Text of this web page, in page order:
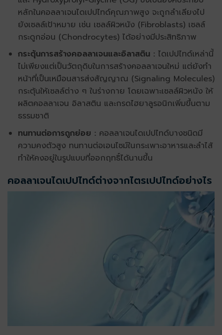
หลักในคอลลาเจนไดเปปไทด์คุณภาพสูง จะถูกลำเลียงไป
ยังเซลล์เป้าหมาย เช่น เซลล์ผิวหนัง (Fibroblasts) เซลล์
กระดูกอ่อน (Chondrocytes) ได้อย่างมีประสิทธิภาพ
กระตุ้นการสร้างคอลลาเจนและอิลาสติน : ไดเปปไทด์เหล่านี้
ไม่เพียงแต่เป็นวัตถุดิบในการสร้างคอลลาเจนใหม่ แต่ยังทำ
หน้าที่เป็นเหมือนสารส่งสัญญาณ (Signaling Molecules)
กระตุ้นให้เซลล์ต่าง ๆ ในร่างกาย โดยเฉพาะเซลล์ผิวหนัง ให้
ผลิตคอลลาเจน อิลาสติน และกรดไฮยาลูรอนิกเพิ่มขึ้นตาม
ธรรมชาติ
ทนทานต่อการถูกย่อย : คอลลาเจนไดเปปไทด์บางชนิดมี
ความคงตัวสูง ทนทานต่อเอนไซม์ในกระเพาะอาหารและลำไส้
ทำให้คงอยู่ในรูปแบบที่ออกฤทธิ์ได้นานขึ้น
คอลลาเจนไดเปปไทด์ต่างจากไตรเปปไทด์อย่างไร